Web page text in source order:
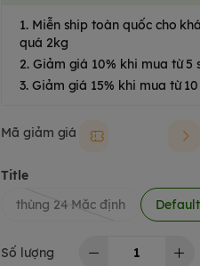
1. Miễn ship toàn quốc cho
quá 2kg
2. Giảm giá 10% khi mua từ
3. Giảm giá 15% khi mua từ
Mã giảm giá Moki50k
Title
thùng 24 Mặc định
Số lượng